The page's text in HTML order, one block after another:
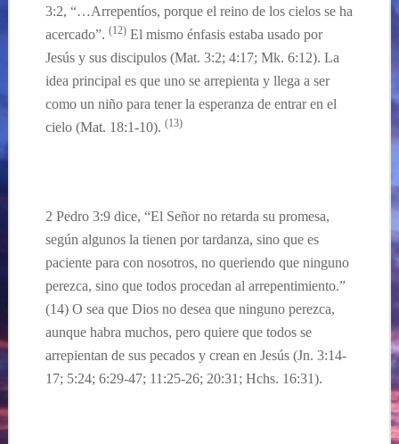
3:2, “…Arrepentíos, porque el reino de los cielos se ha
acercado”. (12)El mismo énfasis estaba usado por
Jesús y sus discipulos (Mat. 3:2; 4:17; Mk. 6:12). La
idea principal es que uno se arrepientay llega a ser
como un niño para tener la esperanza deentrar en el
cielo (Mat. 18:1-10). (13)
2 Pedro 3:9 dice, “El Señor no retarda su promesa,
según algunos la tienen por tardanza, sino que es
paciente para con nosotros, no queriendo que ninguno
perezca, sino que todos procedan al arrepentimiento.”
(14) O sea que Diosno desea que ninguno perezca,
aunque habra muchos, pero quiere que todos se
arrepientan de sus pecados y crean en Jesús (Jn. 3:14-
17; 5:24; 6:29-47; 11:25-26; 20:31; Hchs. 16:31).